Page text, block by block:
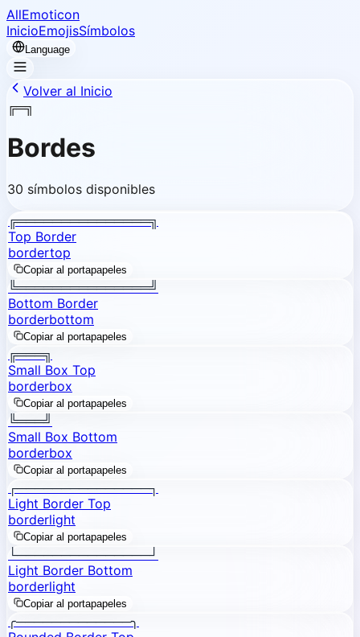
AllEmoticon
InicioEmojisSímbolos
Language
Volver al Inicio
╔═╗
Bordes
30 símbolos disponibles
╔═══════════════╗
Top Border
bordertop
Copiar al portapapeles
╚═══════════════╝
Bottom Border
borderbottom
Copiar al portapapeles
╔═══╗
Small Box Top
borderbox
Copiar al portapapeles
╚═══╝
Small Box Bottom
borderbox
Copiar al portapapeles
┌───────────────┐
Light Border Top
borderlight
Copiar al portapapeles
└───────────────┘
Light Border Bottom
borderlight
Copiar al portapapeles
╭─────────────╮